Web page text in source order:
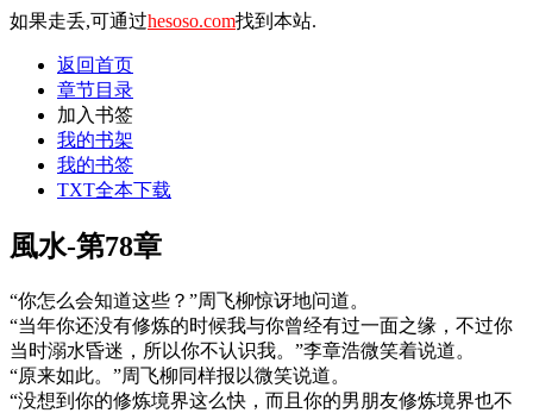
如果走丢,可通过hesoso.com找到本站.
返回首页
章节目录
加入书签
我的书架
我的书签
TXT全本下载
風水-第78章
“你怎么会知道这些？”周飞柳惊讶地问道。
“当年你还没有修炼的时候我与你曾经有过一面之缘，不过你
当时溺水昏迷，所以你不认识我。”李章浩微笑着说道。
“原来如此。”周飞柳同样报以微笑说道。
“没想到你的修炼境界这么快，而且你的男朋友修炼境界也不